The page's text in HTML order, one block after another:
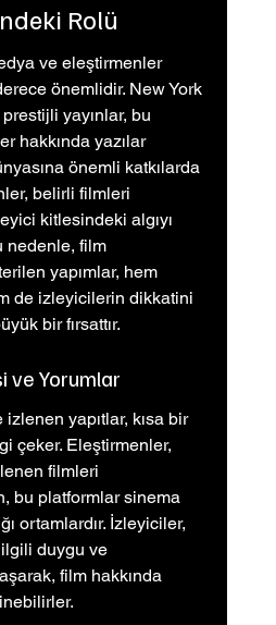
Rolü
ve eleştirmenler
önemlidir. New York
yayınlar, bu
hakkında yazılar
önemli katkılarda
belirli filmleri
kitlesindeki algıyı
nedenle, film
yapımlar, hem
de izleyicilerin dikkatini
bir fırsattır.
ve Yorumlar
yapıtlar, kısa bir
çeker. Eleştirmenler,
filmleri
bu platformlar sinema
ortamlardır. İzleyiciler,
duygu ve
film hakkında